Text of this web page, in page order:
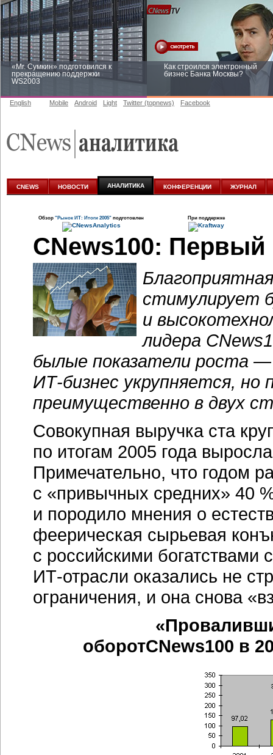
«Mr. Сумкин» подготовился к
прекращению поддержки
WS2003
Как строился электронный
бизнес Банка Москвы?
аналитике
English Mobile Android Light Twitter (topnews) Facebook
CNEWS НОВОСТИ АНАЛИТИКА КОНФЕРЕНЦИИ ЖУРНАЛ
Обзор "Рынок ИТ: Итоги 2005" подготовлен При поддержке
CNews100:
стимулирует
и
лидера
былые показатели роста —
ИТ-бизнес укрупняется, но
преимущественно в двух
Совокупная выручка ста
по итогам 2005 года
Примечательно, что годом
с «привычных средних» 40
и породило мнения о
феерическая сырьевая
с российскими богатствами
ИТ-отрасли оказались не
ограничения, и она снова
оборотCNews100 в